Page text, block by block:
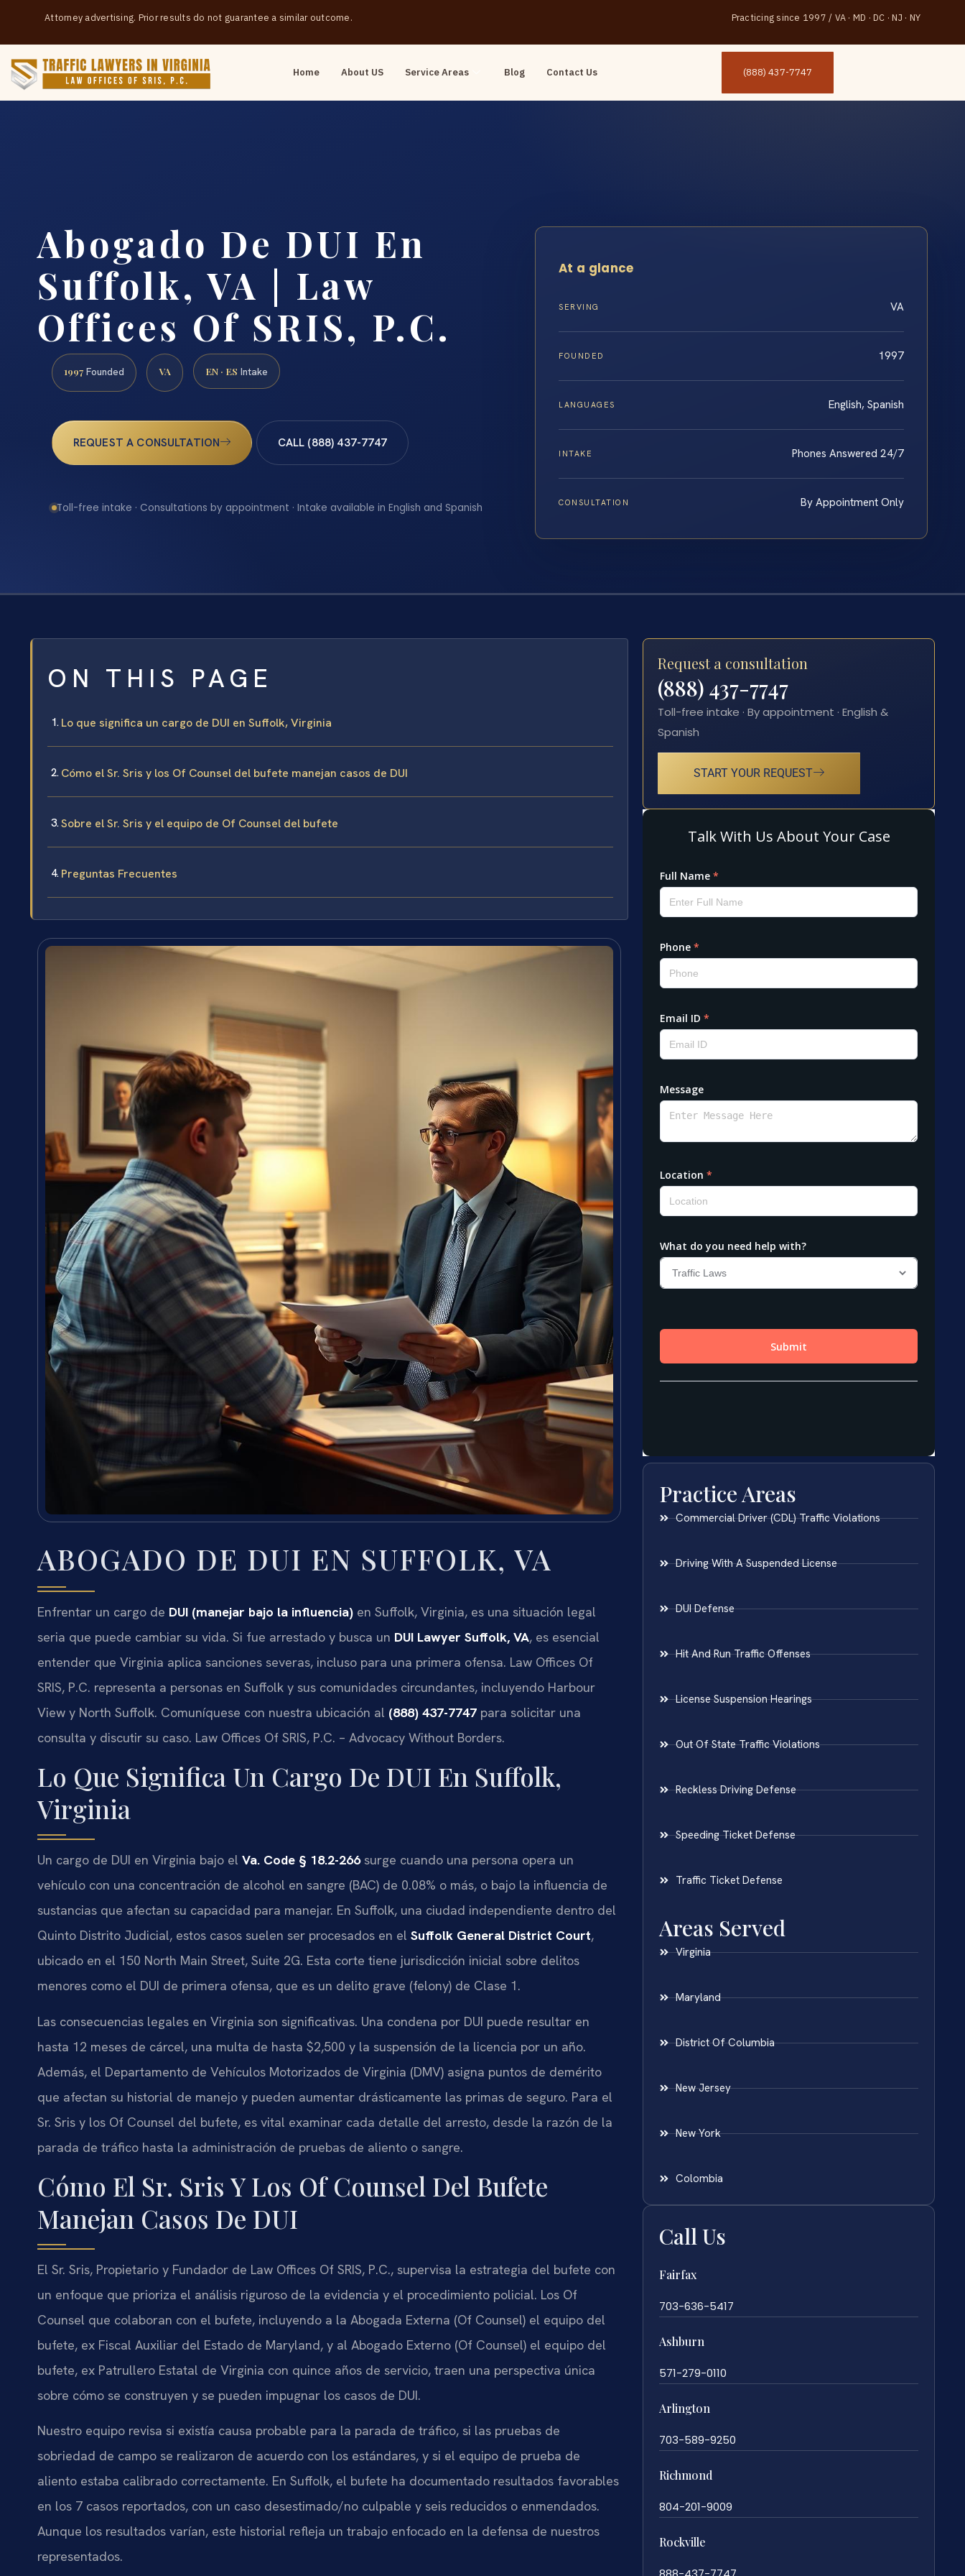
Attorney advertising. Prior results do not guarantee a similar outcome. Practicing since 1997 / VA · MD · DC · NJ · NY
Home About US Service Areas Blog Contact Us (888) 437-7747
Abogado De DUI En
Suffolk, VA | Law
Offices Of SRIS, P.C.
1997 Founded VA EN · ES Intake
REQUEST A CONSULTATION CALL (888) 437-7747
Toll-free intake · Consultations by appointment · Intake available in English and Spanish
At a glance
SERVING VA
FOUNDED 1997
LANGUAGES English, Spanish
INTAKE Phones Answered 24/7
CONSULTATION By Appointment Only
ON THIS PAGE
Lo que significa un cargo de DUI en Suffolk, Virginia
Cómo el Sr. Sris y los Of Counsel del bufete manejan casos de DUI
Sobre el Sr. Sris y el equipo de Of Counsel del bufete
Preguntas Frecuentes
ABOGADO DE DUI EN SUFFOLK, VA
Enfrentar un cargo de DUI (manejar bajo la influencia) en Suffolk, Virginia, es una situación legal
seria que puede cambiar su vida. Si fue arrestado y busca un DUI Lawyer Suffolk, VA, es esencial
entender que Virginia aplica sanciones severas, incluso para una primera ofensa. Law Offices Of
SRIS, P.C. representa a personas en Suffolk y sus comunidades circundantes, incluyendo Harbour
View y North Suffolk. Comuníquese con nuestra ubicación al (888) 437-7747 para solicitar una
consulta y discutir su caso. Law Offices Of SRIS, P.C. – Advocacy Without Borders.
Lo Que Significa Un Cargo De DUI En Suffolk,
Virginia
Un cargo de DUI en Virginia bajo el Va. Code § 18.2-266surge cuando una persona opera un
vehículo con una concentración de alcohol en sangre (BAC) de 0.08% o más, o bajo la influencia de
sustancias que afectan su capacidad para manejar. En Suffolk, una ciudad independiente dentro del
Quinto Distrito Judicial, estos casos suelen ser procesados en el Suffolk General District Court,
ubicado en el 150 North Main Street, Suite 2G. Esta corte tiene jurisdicción inicial sobre delitos
menores como el DUI de primera ofensa, que es un delito grave (felony) de Clase 1.
Las consecuencias legales en Virginia son significativas. Una condena por DUI puede resultar en
hasta 12 meses de cárcel, una multa de hasta $2,500 y la suspensión de la licencia por un año.
Además, el Departamento de Vehículos Motorizados de Virginia (DMV) asigna puntos de demérito
que afectan su historial de manejo y pueden aumentar drásticamente las primas de seguro. Para el
Sr. Sris y los Of Counsel del bufete, es vital examinar cada detalle del arresto, desde la razón de la
parada de tráfico hasta la administración de pruebas de aliento o sangre.
Cómo El Sr. Sris Y Los Of Counsel Del Bufete
Manejan Casos De DUI
El Sr. Sris, Propietario y Fundador de Law Offices Of SRIS, P.C., supervisa la estrategia del bufete con
un enfoque que prioriza el análisis riguroso de la evidencia y el procedimiento policial. Los Of
Counsel que colaboran con el bufete, incluyendo a la Abogada Externa (Of Counsel) el equipo del
bufete, ex Fiscal Auxiliar del Estado de Maryland, y al Abogado Externo (Of Counsel) el equipo del
bufete, ex Patrullero Estatal de Virginia con quince años de servicio, traen una perspectiva única
sobre cómo se construyen y se pueden impugnar los casos de DUI.
Nuestro equipo revisa si existía causa probable para la parada de tráfico, si las pruebas de
sobriedad de campo se realizaron de acuerdo con los estándares, y si el equipo de prueba de
aliento estaba calibrado correctamente. En Suffolk, el bufete ha documentado resultados favorables
en los 7 casos reportados, con un caso desestimado/no culpable y seis reducidos o enmendados.
Aunque los resultados varían, este historial refleja un trabajo enfocado en la defensa de nuestros
representados.
Request a consultation
(888) 437-7747
Toll-free intake · By appointment · English &
Spanish
START YOUR REQUEST
Practice Areas
Commercial Driver (CDL) Traffic Violations
Driving With A Suspended License
DUI Defense
Hit And Run Traffic Offenses
License Suspension Hearings
Out Of State Traffic Violations
Reckless Driving Defense
Speeding Ticket Defense
Traffic Ticket Defense
Areas Served
Virginia
Maryland
District Of Columbia
New Jersey
New York
Colombia
Call Us
Fairfax
703-636-5417
Ashburn
571-279-0110
Arlington
703-589-9250
Richmond
804-201-9009
Rockville